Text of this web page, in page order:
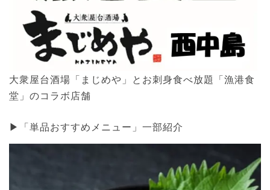
大衆屋台酒場「まじめや」とお刺身食べ放題「漁港食
堂」のコラボ店舗
▶「単品おすすめメニュー」一部紹介